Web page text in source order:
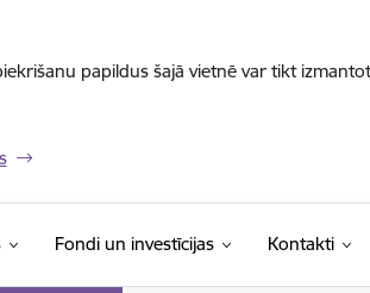
papildus šajā vietnē var tikt
Fondi un investīcijas Kontakti